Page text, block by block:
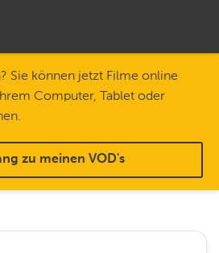
Sie können jetzt Filme online
Computer, Tablet oder
zu meinen VOD's